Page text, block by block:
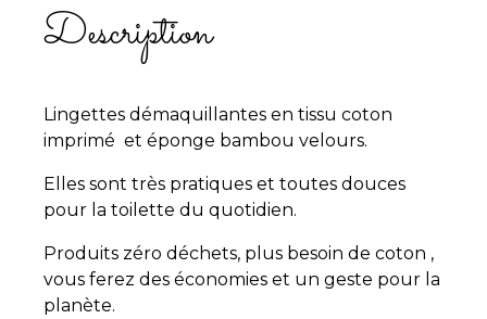
Description
Lingettes démaquillantes en tissu coton
imprimé et éponge bambou velours.
Elles sont très pratiques et toutes douces
pour la toilette du quotidien.
Produits zéro déchets, plus besoin de coton ,
vous ferez des économies et un geste pour la
planète.